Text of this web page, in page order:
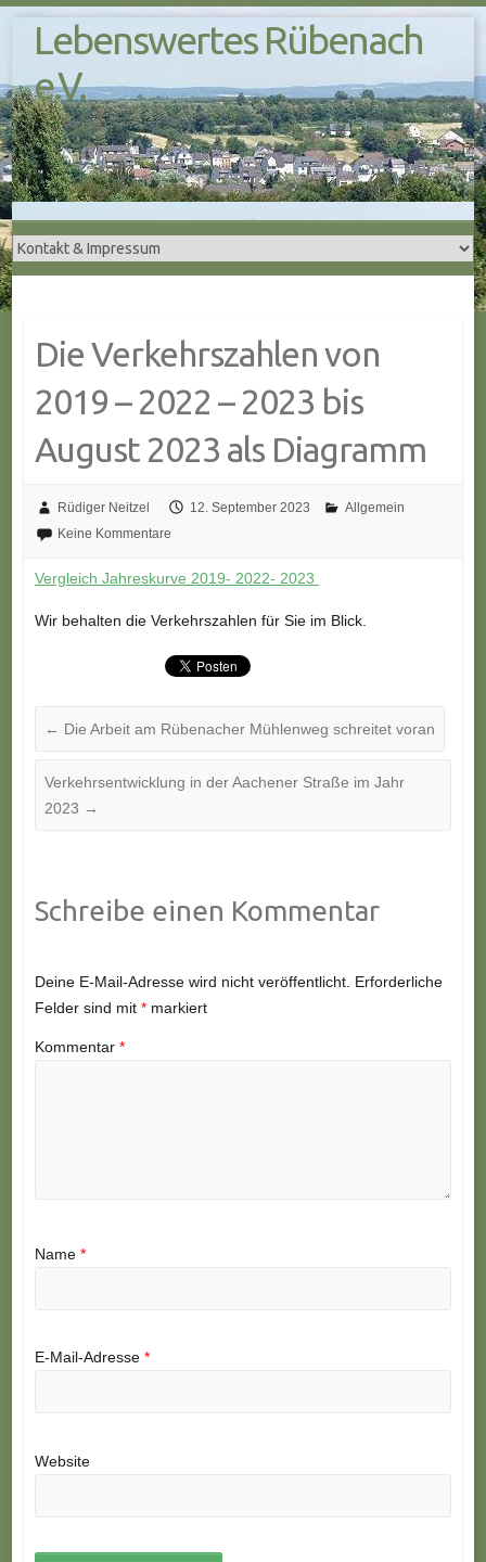
p
t
o
c
o
n
t
e
n
Lebenswertes Rübenach
e.V.
Die Verkehrszahlen von
2019 – 2022 – 2023 bis
August 2023 als Diagramm
Rüdiger Neitzel 12. September 2023
Allgemein
Keine Kommentare
Vergleich Jahreskurve 2019- 2022- 2023
Wir behalten die Verkehrszahlen für Sie im Blick.
← Die Arbeit am Rübenacher Mühlenweg schreitet voran
Verkehrsentwicklung in der Aachener Straße im Jahr
2023 →
Schreibe einen Kommentar
Deine E-Mail-Adresse wird nicht veröffentlicht. Erforderliche
Felder sind mit *markiert
Kommentar *
Name *
E-Mail-Adresse *
Website